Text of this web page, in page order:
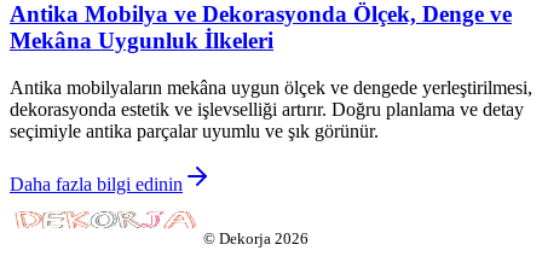
Antika Mobilya ve Dekorasyonda Ölçek, Denge ve
Mekâna Uygunluk İlkeleri
Antika mobilyaların mekâna uygun ölçek ve dengede yerleştirilmesi,
dekorasyonda estetik ve işlevselliği artırır. Doğru planlama ve detay
seçimiyle antika parçalar uyumlu ve şık görünür.
Daha fazla bilgi edinin
© Dekorja 2026